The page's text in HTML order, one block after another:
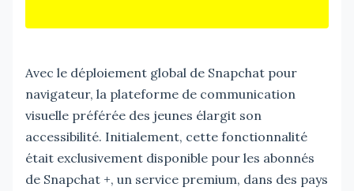
Avec le déploiement global de Snapchat pour
navigateur, la plateforme de communication
visuelle préférée des jeunes élargit son
accessibilité. Initialement, cette fonctionnalité
était exclusivement disponible pour les abonnés
de Snapchat +, un service premium, dans des pays